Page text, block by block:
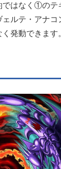
ではなく①のテ
ルテ・アナ
発動できます